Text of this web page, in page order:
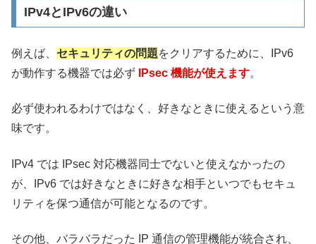
IPv4とIPv6の違い
例えば、 セキュリティの問題をクリアするために、IPv6
が動作する機器では必ず
IPsec 機能が使えます。
必ず使われるわけではなく、好きなときに使えるという意
味です。
IPv4 では IPsec 対応機器同士でないと使えなかったの
が、IPv6 では好きなときに好きな相手といつでもセキュ
リティを保つ通信が可能となるのです。
その他、バラバラだった IP 通信の管理機能が統合され、